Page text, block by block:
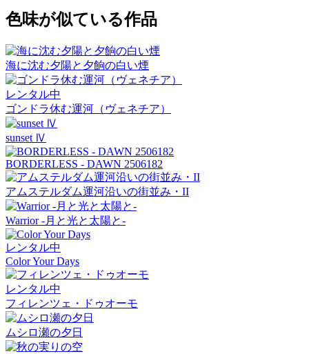
色味が似ている作品
海に沈む夕陽と夕餉の白い煙
レンタル中
ゴンドラ休む運河（ヴェネチア）
sunset Ⅳ
BORDERLESS - DAWN 2506182
アムステルダム運河沿いの街並み・II
Warrior -月と光と太陽と-
レンタル中
Color Your Days
レンタル中
フィレンツェ・ドゥオーモ
ムシロ瀬の夕日